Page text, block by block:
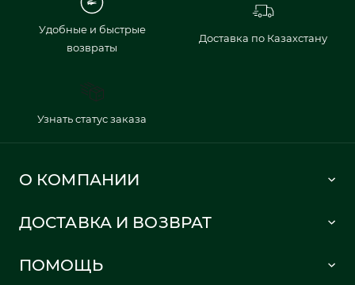
Удобные и быстрые
возвраты
Доставка по Казахстану
Узнать статус заказа
О КОМПАНИИ
Политика в отношении обработки персональных данных
ДОСТАВКА И ВОЗВРАТ
Информация о доставке
ПОМОЩЬ